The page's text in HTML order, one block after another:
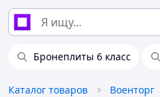
Бронеплиты 6 класс
Каталог товаров Военторг